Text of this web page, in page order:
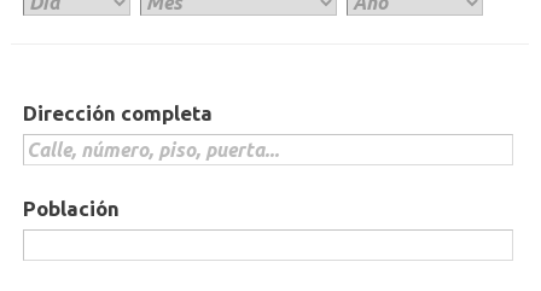
Dirección completa
Población